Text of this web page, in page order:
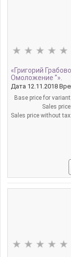
«Григорий
Омоложение ”».
Дата 12.11.2018
Base price for variant:
Sales price:
Sales price without tax: